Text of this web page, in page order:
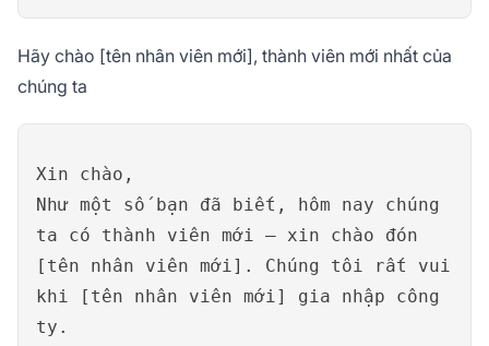
Hãy chào [tên nhân viên mới], thành viên mới nhất của
chúng ta
Xin chào,
Như một số bạn đã biết, hôm nay chúng
ta có thành viên mới – xin chào đón
[tên nhân viên mới]. Chúng tôi rất vui
khi [tên nhân viên mới] gia nhập công
ty.